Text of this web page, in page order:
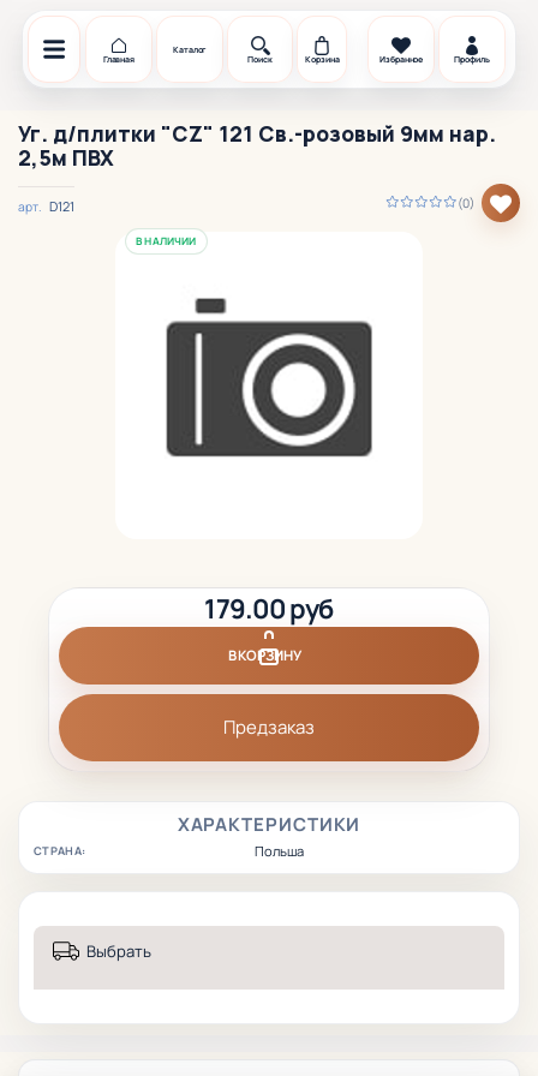
Главная
Каталог
Поиск
Корзина Избранное Профиль
Уг. д/плитки "CZ" 121 Св.-розовый 9мм нар.
2,5м ПВХ
(0)
арт. D121
В НАЛИЧИИ
ХАРАКТЕРИСТИКИ
СТРАНА: Польша
179.00 руб
В КОРЗИНУ
Предзаказ
Выбрать